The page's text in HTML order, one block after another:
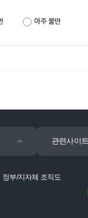
아주 불만
관련사이트
정부/지자체 조직도